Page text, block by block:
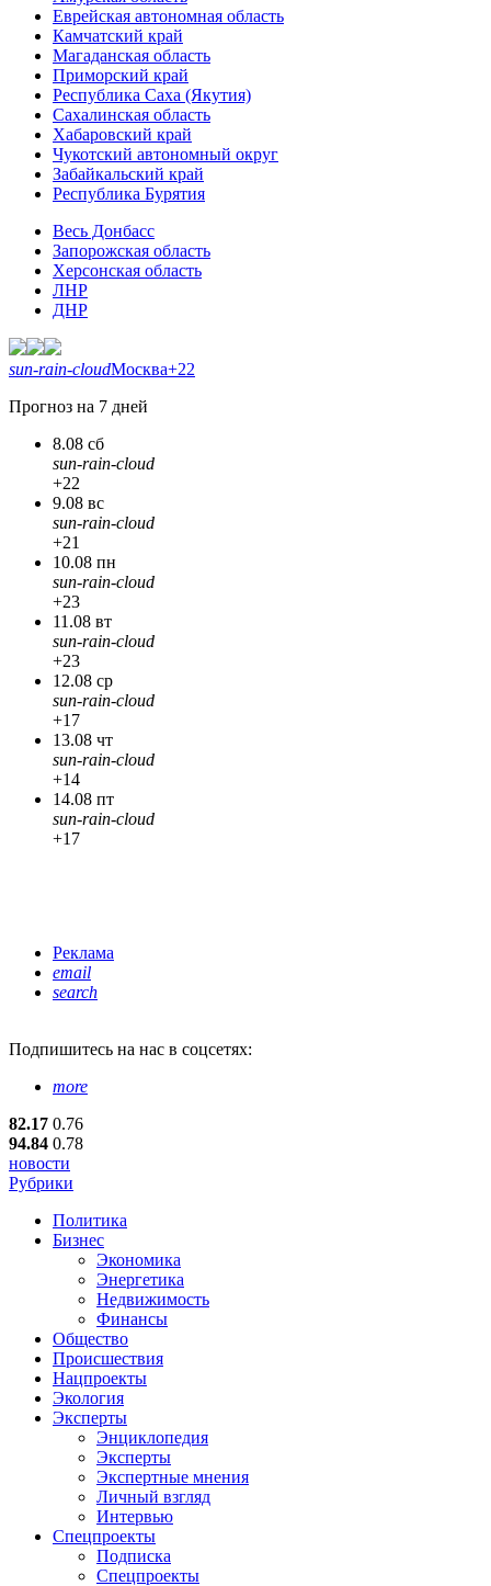
Еврейская автономная область
Камчатский край
Магаданская область
Приморский край
Республика Саха (Якутия)
Сахалинская область
Хабаровский край
Чукотский автономный округ
Забайкальский край
Республика Бурятия
Весь Донбасс
Запорожская область
Херсонская область
ЛНР
ДНР
sun-rain-cloudМосква+22
Прогноз на 7 дней
8.08 сб
sun-rain-cloud
+22
9.08 вс
sun-rain-cloud
+21
10.08 пн
sun-rain-cloud
+23
11.08 вт
sun-rain-cloud
+23
12.08 ср
sun-rain-cloud
+17
13.08 чт
sun-rain-cloud
+14
14.08 пт
sun-rain-cloud
+17
Реклама
email
search
Подпишитесь на нас в соцсетях:
more
82.17 0.76
94.84 0.78
новости
Рубрики
Политика
Бизнес
Экономика
Энергетика
Недвижимость
Финансы
Общество
Происшествия
Нацпроекты
Экология
Эксперты
Энциклопедия
Эксперты
Экспертные мнения
Личный взгляд
Интервью
Спецпроекты
Подписка
Спецпроекты